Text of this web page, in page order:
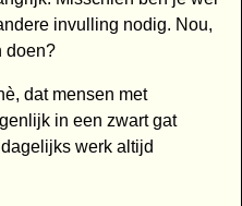
invulling nodig. Nou,
doen?
dat mensen met
in een zwart gat
werk altijd